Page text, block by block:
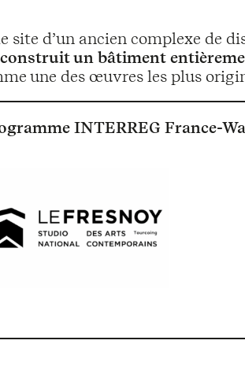
d’un ancien complexe de
un bâtiment
une des œuvres les plus
INTERREG France-